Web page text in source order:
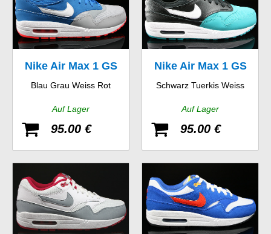
Nike Air Max 1 GS
Blau Grau Weiss Rot
Auf Lager
95.00 €
Nike Air Max 1 GS
Schwarz Tuerkis Weiss
Auf Lager
95.00 €